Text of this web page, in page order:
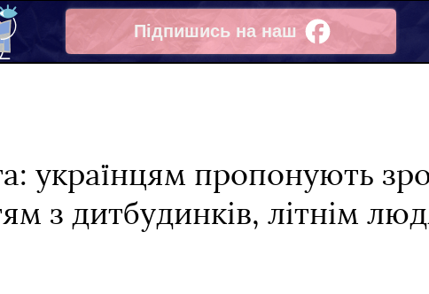
Підпишись на наш
Facebook
українцям пропонують
з дитбудинків, літнім